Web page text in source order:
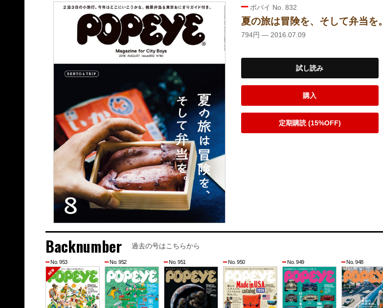
ポパイ No. 832
夏の旅は冒険を、そして弁当を。
794円 — 2016.07.09
試し読み
購入
定期購読 (15%OFF)
Backnumber 過去の号はこちらから
No. 953 No. 952 No. 951 No. 950 No. 949 No. 948